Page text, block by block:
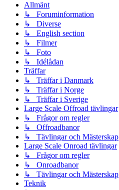
Allmänt
↳ Foruminformation
↳ Diverse
↳ English section
↳ Filmer
↳ Foto
↳ Idélådan
Träffar
↳ Träffar i Danmark
↳ Träffar i Norge
↳ Träffar i Sverige
Large Scale Offroad tävlingar
↳ Frågor om regler
↳ Offroadbanor
↳ Tävlingar och Mästerskap
Large Scale Onroad tävlingar
↳ Frågor om regler
↳ Onroadbanor
↳ Tävlingar och Mästerskap
Teknik